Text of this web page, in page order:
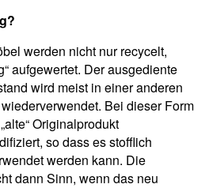
werden nicht nur recycelt,
aufgewertet. Der ausgediente
wird meist in einer anderen
Bei dieser Form
Originalprodukt
so dass es stofflich
werden kann. Die
dann Sinn, wenn das neu